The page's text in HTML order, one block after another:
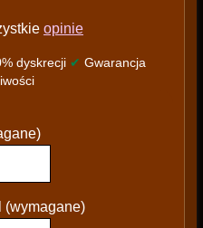
opinie
dyskrecji ✔ Gwarancja
(wymagane)